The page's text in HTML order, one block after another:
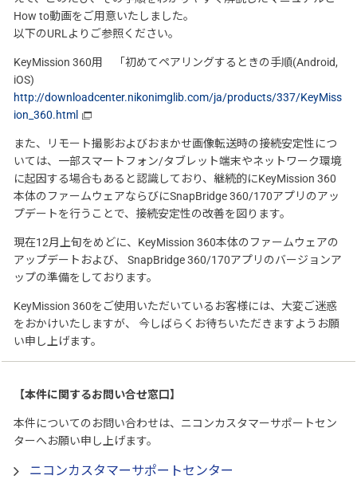
How to動画をご用意いたしました。
以下のURLよりご参照ください。
KeyMission 360用 「初めてペアリングするときの手順(Android,
iOS)
http://downloadcenter.nikonimglib.com/ja/products/337/KeyMiss
ion_360.html
また、リモート撮影およびおまかせ画像転送時の接続安定性につ
いては、一部スマートフォン/タブレット端末やネットワーク環境
に起因する場合もあると認識しており、継続的にKeyMission 360
本体のファームウェアならびにSnapBridge 360/170アプリのアッ
プデートを行うことで、接続安定性の改善を図ります。
現在12月上旬をめどに、KeyMission 360本体のファームウェアの
アップデートおよび、 SnapBridge 360/170アプリのバージョンア
ップの準備をしております。
KeyMission 360をご使用いただいているお客様には、大変ご迷惑
をおかけいたしますが、 今しばらくお待ちいただきますようお願
い申し上げます。
【本件に関するお問い合せ窓口】
本件についてのお問い合わせは、ニコンカスタマーサポートセン
ターへお願い申し上げます。
ニコンカスタマーサポートセンター